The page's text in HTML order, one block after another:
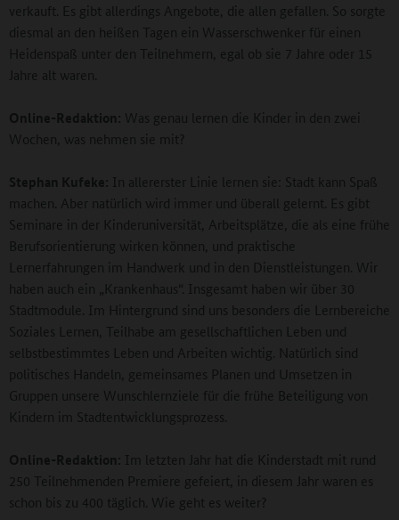
verkauft. Es gibt allerdings Angebote, die allen gefallen. So sorgte
diesmal an den heißen Tagen ein Wasserschwenker für einen
Heidenspaß unter den Teilnehmern, egal ob sie 7 Jahre oder 15
Jahre alt waren.
Online-Redaktion: Was genau lernen die Kinder in den zwei
Wochen, was nehmen sie mit?
Stephan Kufeke: In allererster Linie lernen sie: Stadt kann Spaß
machen. Aber natürlich wird immer und überall gelernt. Es gibt
Seminare in der Kinderuniversität, Arbeitsplätze, die als eine frühe
Berufsorientierung wirken können, und praktische
Lernerfahrungen im Handwerk und in den Dienstleistungen. Wir
haben auch ein „Krankenhaus“. Insgesamt haben wir über 30
Stadtmodule. Im Hintergrund sind uns besonders die Lernbereiche
Soziales Lernen, Teilhabe am gesellschaftlichen Leben und
selbstbestimmtes Leben und Arbeiten wichtig. Natürlich sind
politisches Handeln, gemeinsames Planen und Umsetzen in
Gruppen unsere Wunschlernziele für die frühe Beteiligung von
Kindern im Stadtentwicklungsprozess.
Online-Redaktion: Im letzten Jahr hat die Kinderstadt mit rund
250 Teilnehmenden Premiere gefeiert, in diesem Jahr waren es
schon bis zu 400 täglich. Wie geht es weiter?